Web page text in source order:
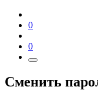
0
0
Сменить